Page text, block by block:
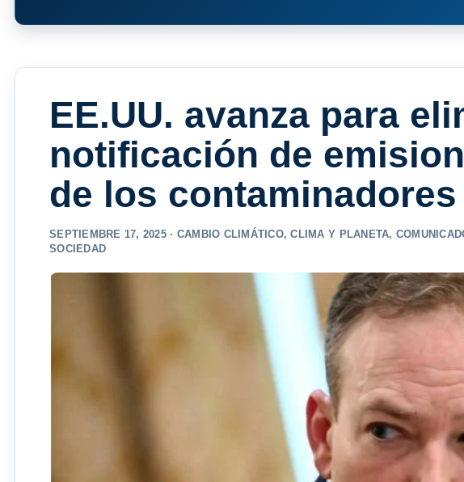
EE.UU. avanza para
notificación de
de los contaminadores
SEPTIEMBRE 17, 2025 · CAMBIO CLIMÁTICO,CLIMA Y PLANETA,
SOCIEDAD